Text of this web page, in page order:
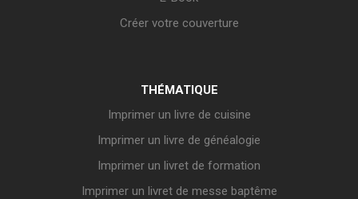
Créer votre couverture
THÉMATIQUE
Imprimer un livre de cuisine
Imprimer un livre de généalogie
Imprimer un livret de formation
Imprimer un livret de messe baptême